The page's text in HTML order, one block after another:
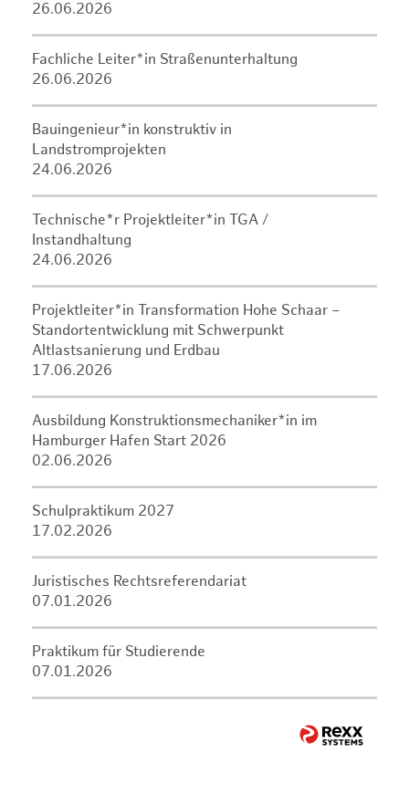
26.06.2026
Fachliche Leiter*in Straßenunterhaltung
26.06.2026
Bauingenieur*in konstruktiv in
Landstromprojekten
24.06.2026
Technische*r Projektleiter*in TGA /
Instandhaltung
24.06.2026
Projektleiter*in Transformation Hohe Schaar –
Standortentwicklung mit Schwerpunkt
Altlastsanierung und Erdbau
17.06.2026
Ausbildung Konstruktionsmechaniker*in im
Hamburger Hafen Start 2026
02.06.2026
Schulpraktikum 2027
17.02.2026
Juristisches Rechtsreferendariat
07.01.2026
Praktikum für Studierende
07.01.2026